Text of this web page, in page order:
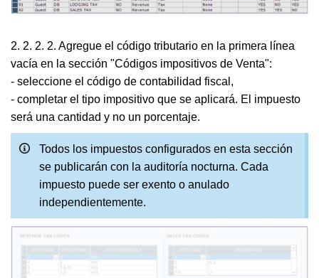
2. 2. 2. 2. Agregue el código tributario en la primera línea
vacía en la sección "Códigos impositivos de Venta":
- seleccione el código de contabilidad fiscal,
- completar el tipo impositivo que se aplicará. El impuesto
será una cantidad y no un porcentaje.
Todos los impuestos configurados en esta sección
se publicarán con la auditoría nocturna. Cada
impuesto puede ser exento o anulado
independientemente.